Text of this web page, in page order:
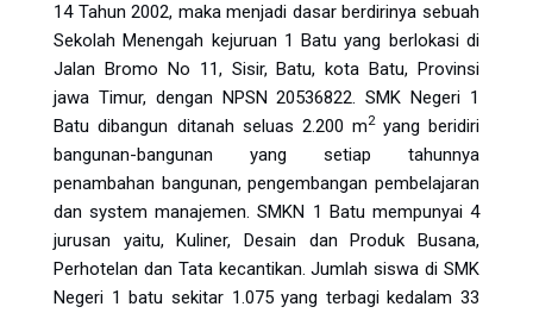
14 Tahun 2002, maka menjadi dasar berdirinya sebuah
Sekolah Menengah kejuruan 1 Batu yang berlokasi di
Jalan Bromo No 11, Sisir, Batu, kota Batu, Provinsi
jawa Timur, dengan NPSN 20536822. SMK Negeri 1
Batu dibangun ditanah seluas 2.200 m2 yang beridiri
bangunan-bangunan yang setiap tahunnya
penambahan bangunan, pengembangan pembelajaran
dan system manajemen. SMKN 1 Batu mempunyai 4
jurusan yaitu, Kuliner, Desain dan Produk Busana,
Perhotelan dan Tata kecantikan. Jumlah siswa di SMK
Negeri 1 batu sekitar 1.075 yang terbagi kedalam 33